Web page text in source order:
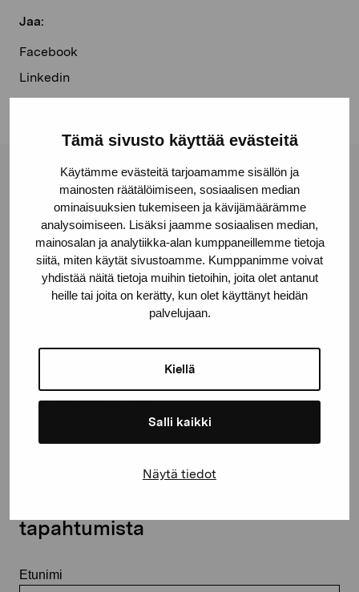
Tämä sivusto käyttää evästeitä
Käytämme evästeitä tarjoamamme sisällön ja
mainosten räätälöimiseen, sosiaalisen median
ominaisuuksien tukemiseen ja kävijämäärämme
analysoimiseen. Lisäksi jaamme sosiaalisen median,
mainosalan ja analytiikka-alan kumppaneillemme tietoja
siitä, miten käytät sivustoamme. Kumppanimme voivat
yhdistää näitä tietoja muihin tietoihin, joita olet antanut
heille tai joita on kerätty, kun olet käyttänyt heidän
palvelujaan.
Kiellä
Salli kaikki
Näytä tiedot
Jaa:
Facebook
Linkedin
Pro Artibus -säätiö
Kustaa Vaasan katu 11
10600 Tammisaari
proartibus@proartibus.fi
+358 (0)50 371 6339
Ota yhteyttä
tapahtumista
Etunimi